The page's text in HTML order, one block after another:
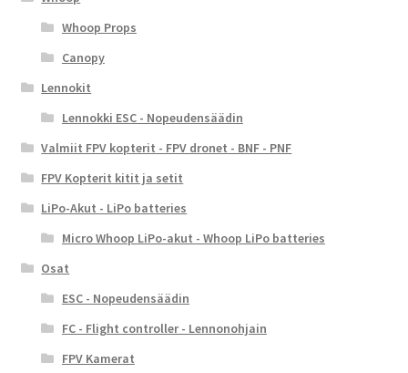
Whoop Props
Canopy
Lennokit
Lennokki ESC - Nopeudensäädin
Valmiit FPV kopterit - FPV dronet - BNF - PNF
FPV Kopterit kitit ja setit
LiPo-Akut - LiPo batteries
Micro Whoop LiPo-akut - Whoop LiPo batteries
Osat
ESC - Nopeudensäädin
FC - Flight controller - Lennonohjain
FPV Kamerat